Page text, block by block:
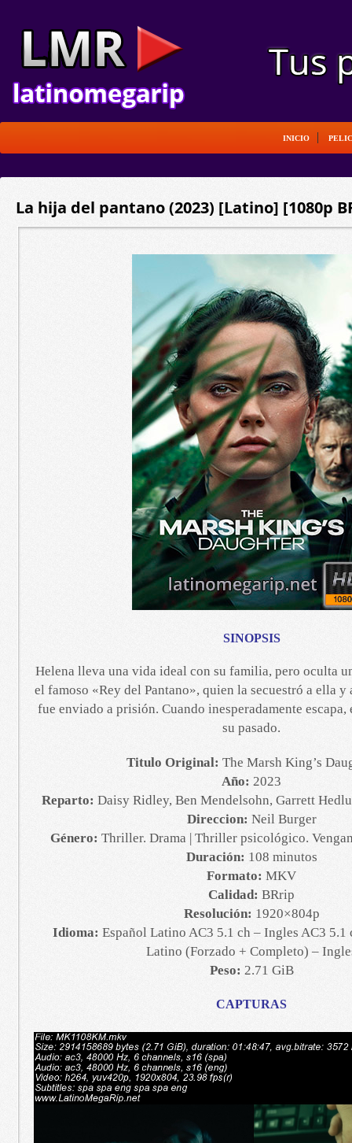
INICIO
La hija del pantano (2023) [Latino] [1080p
SINOPSIS
Helena lleva una vida ideal con su familia, pero oculta
el famoso «Rey del Pantano», quien la secuestró a ella y
fue enviado a prisión. Cuando inesperadamente
su pasado.
Titulo Original: The Marsh King’s
Año: 2023
Reparto: Daisy Ridley, Ben Mendelsohn, Garrett
Direccion: Neil Burger
Género: Thriller. Drama | Thriller psicológico.
Duración: 108 minutos
Formato: MKV
Calidad: BRrip
Resolución: 1920×804p
Idioma: Español Latino AC3 5.1 ch – Ingles AC3 5.1
Latino (Forzado + Completo) –
Peso: 2.71 GiB
CAPTURAS